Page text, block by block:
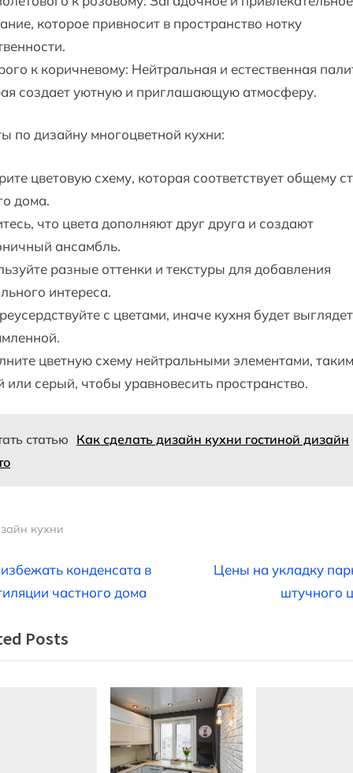
которое привносит в пространство нотку
к коричневому: Нейтральная и естественная
создает уютную и приглашающую атмосферу.
по дизайну многоцветной кухни:
цветовую схему, которая соответствует общему
дома.
что цвета дополняют друг друга и создают
ансамбль.
разные оттенки и текстуры для добавления
интереса.
с цветами, иначе кухня будет
цветную схему нейтральными элементами,
или серый, чтобы уравновесить пространство.
статью
Как сделать дизайн кухни гостиной дизайн
кухни
конденсата в
частного дома
N
P
o
s
t
:
Цены на укладку
штучного
Posts